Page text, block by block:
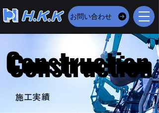
お問い合わせ
Construction
Construction
​施工実績